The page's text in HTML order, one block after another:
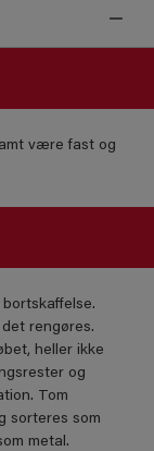
være fast og
rengøres.
heller ikke
og
Tom
sorteres som
metal.